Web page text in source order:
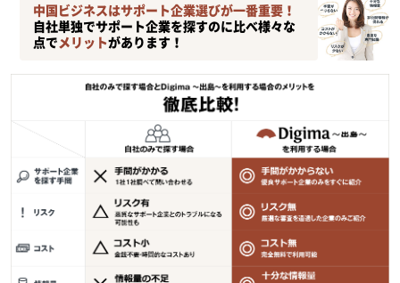
中国ビジネスはサポート企業選びが一番重要！
自社単独でサポート企業を探すのに比べ様々な
点でメリットがあります！